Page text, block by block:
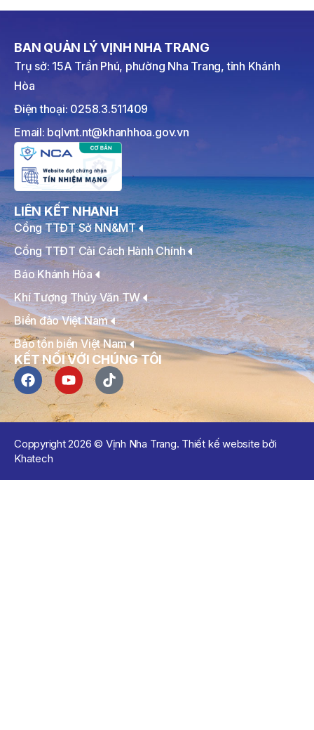
BAN QUẢN LÝ VỊNH NHA TRANG
Trụ sở: 15A Trần Phú, phường Nha Trang, tỉnh Khánh
Hòa
Điện thoại: 0258.3.511409
Email: bqlvnt.nt@khanhhoa.gov.vn
LIÊN KẾT NHANH
Cổng TTĐT Sở NN&MT
Cổng TTĐT Cải Cách Hành Chính
Báo Khánh Hòa
Khí Tượng Thủy Văn TW
Biển đảo Việt Nam
Bảo tồn biển Việt Nam
KẾT NỐI VỚI CHÚNG TÔI
Coppyright 2026 © Vịnh Nha Trang. Thiết kế website bởi
Khatech